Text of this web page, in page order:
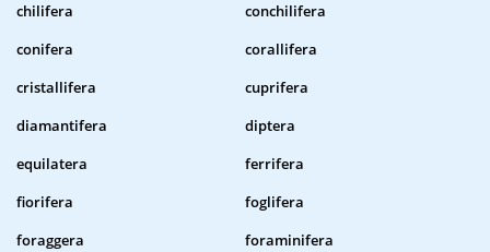
chilifera
conchilifera
conifera
corallifera
cristallifera
cuprifera
diamantifera
diptera
equilatera
ferrifera
fiorifera
foglifera
foraggera
foraminifera